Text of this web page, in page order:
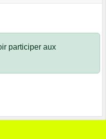
participer aux